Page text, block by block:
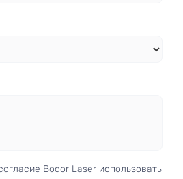
Bodor Laser использовать